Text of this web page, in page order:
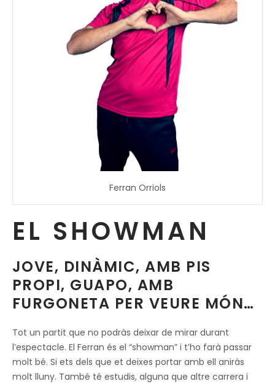
Ferran Orriols
EL SHOWMAN
JOVE, DINÀMIC, AMB PIS
PROPI, GUAPO, AMB
FURGONETA PER VEURE MÓN…
Tot un partit que no podràs deixar de mirar durant
l’espectacle. El Ferran és el “showman” i t’ho farà passar
molt bé. Si ets dels que et deixes portar amb ell aniràs
molt lluny. També té estudis, alguna que altre carrera i